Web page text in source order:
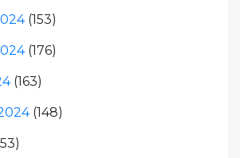
(153)
(176)
(163)
(148)